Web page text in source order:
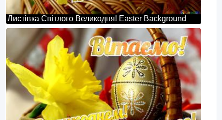
Листівка Світлого Великодня! Easter Background